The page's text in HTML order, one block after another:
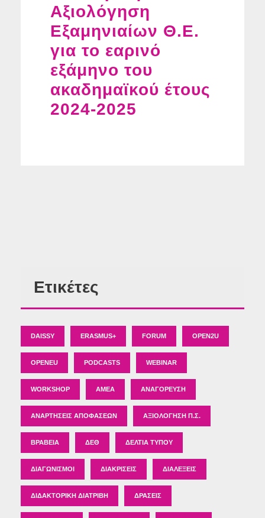
Αξιολόγηση
Εξαμηνιαίων Θ.Ε.
για το εαρινό
εξάμηνο του
ακαδημαϊκού έτους
2024-2025
Ετικέτες
DAISSY ERASMUS+ FORUM OPEN2U
OPENEU PODCASTS WEBINAR
WORKSHOP ΑΜΕΑ ΑΝΑΓΌΡΕΥΣΗ
ΑΝΑΡΤΉΣΕΙΣ ΑΠΟΦΆΣΕΩΝ ΑΞΙΟΛΌΓΗΣΗ Π.Σ.
ΒΡΑΒΕΊΑ ΔΕΘ ΔΕΛΤΊΑ ΤΎΠΟΥ
ΔΙΑΓΩΝΙΣΜΟΊ ΔΙΑΚΡΊΣΕΙΣ ΔΙΑΛΈΞΕΙΣ
ΔΙΔΑΚΤΟΡΙΚΉ ΔΙΑΤΡΙΒΉ ΔΡΆΣΕΙΣ